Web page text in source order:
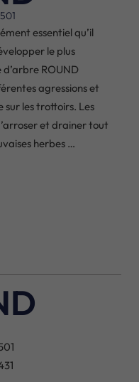
essentiel qu’il
le plus
ROUND
agressions et
sur les trottoirs. Les
et drainer tout
herbes …